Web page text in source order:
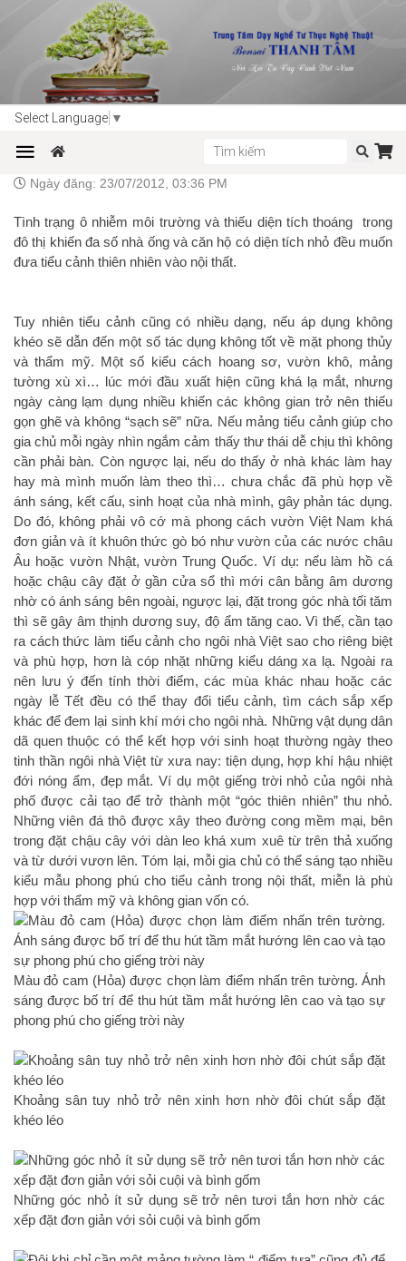
Select Language ▼
Trang chủ Tin tức
Tiểu cảnh cho nhà nhỏ
Ngày đăng: 23/07/2012, 03:36 PM
Tình trạng ô nhiễm môi trường và thiếu diện tích thoáng trong
đô thị khiến đa số nhà ống và căn hộ có diện tích nhỏ đều muốn
đưa tiểu cảnh thiên nhiên vào nội thất.
Tuy nhiên tiểu cảnh cũng có nhiều dạng, nếu áp dụng không
khéo sẽ dẫn đến một số tác dụng không tốt về mặt phong thủy
và thẩm mỹ. Một số kiểu cách hoang sơ, vườn khô, mảng
tường xù xì… lúc mới đầu xuất hiện cũng khá lạ mắt, nhưng
ngày càng lạm dụng nhiều khiến các không gian trở nên thiếu
gọn ghẽ và không “sạch sẽ” nữa. Nếu mảng tiểu cảnh giúp cho
gia chủ mỗi ngày nhìn ngắm cảm thấy thư thái dễ chịu thì không
cần phải bàn. Còn ngược lại, nếu do thấy ở nhà khác làm hay
hay mà mình muốn làm theo thì… chưa chắc đã phù hợp về
ánh sáng, kết cấu, sinh hoạt của nhà mình, gây phản tác dụng.
Do đó, không phải vô cớ mà phong cách vườn Việt Nam khá
đơn giản và ít khuôn thức gò bó như vườn của các nước châu
Âu hoặc vườn Nhật, vườn Trung Quốc. Ví dụ: nếu làm hồ cá
hoặc chậu cây đặt ở gần cửa sổ thì mới cân bằng âm dương
nhờ có ánh sáng bên ngoài, ngược lại, đặt trong góc nhà tối tăm
thì sẽ gây âm thịnh dương suy, độ ẩm tăng cao. Vì thế, cần tạo
ra cách thức làm tiểu cảnh cho ngôi nhà Việt sao cho riêng biệt
và phù hợp, hơn là cóp nhặt những kiểu dáng xa lạ. Ngoài ra
nên lưu ý đến tính thời điểm, các mùa khác nhau hoặc các
ngày lễ Tết đều có thể thay đổi tiểu cảnh, tìm cách sắp xếp
khác để đem lại sinh khí mới cho ngôi nhà. Những vật dụng dân
dã quen thuộc có thể kết hợp với sinh hoạt thường ngày theo
tinh thần ngôi nhà Việt từ xưa nay: tiện dụng, hợp khí hậu nhiệt
đới nóng ẩm, đẹp mắt. Ví dụ một giếng trời nhỏ của ngôi nhà
phố được cải tạo để trở thành một “góc thiên nhiên” thu nhỏ.
Những viên đá thô được xây theo đường cong mềm mại, bên
trong đặt chậu cây với dàn leo khá xum xuê từ trên thả xuống
và từ dưới vươn lên. Tóm lại, mỗi gia chủ có thể sáng tạo nhiều
kiểu mẫu phong phú cho tiểu cảnh trong nội thất, miễn là phù
hợp với thẩm mỹ và không gian vốn có.
Màu đỏ cam (Hỏa) được chọn làm điểm nhấn trên tường. Ánh
sáng được bố trí để thu hút tầm mắt hướng lên cao và tạo sự
phong phú cho giếng trời này
Khoảng sân tuy nhỏ trở nên xinh hơn nhờ đôi chút sắp đặt
khéo léo
Những góc nhỏ ít sử dụng sẽ trở nên tươi tắn hơn nhờ các
xếp đặt đơn giản với sỏi cuội và bình gốm